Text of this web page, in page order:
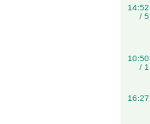
14:52
/ 5
10:50
/ 1
16:27